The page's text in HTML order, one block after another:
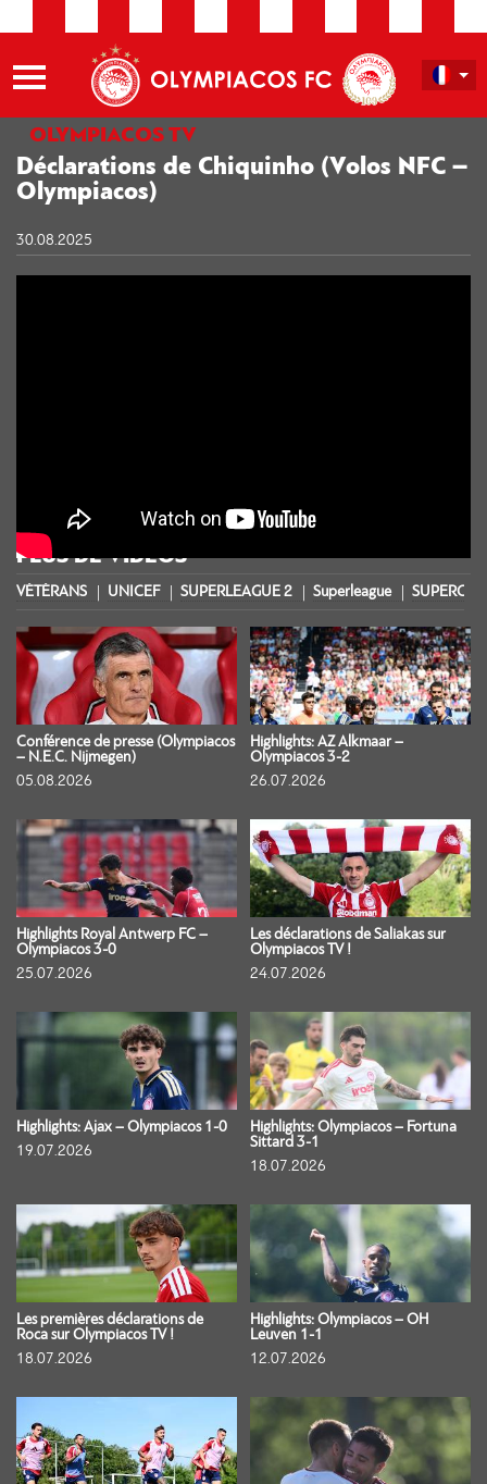
OLYMPIACOS TV
Déclarations de Chiquinho (Volos NFC –
Olympiacos)
30.08.2025
PLUS DE VIDÉOS
VÉTÉRANS UNICEF SUPERLEAGUE 2 Superleague
Conférence de presse (Olympiacos
– N.E.C. Nijmegen)
05.08.2026
Highlights: AZ Alkmaar –
Olympiacos 3-2
26.07.2026
Highlights Royal Antwerp FC –
Olympiacos 3-0
25.07.2026
Les déclarations de Saliakas sur
Olympiacos TV !
24.07.2026
Highlights: Ajax – Olympiacos 1-0
19.07.2026
Highlights: Olympiacos – Fortuna
Sittard 3-1
18.07.2026
Les premières déclarations de
Roca sur Olympiacos TV !
18.07.2026
Highlights: Olympiacos – OH
Leuven 1-1
12.07.2026